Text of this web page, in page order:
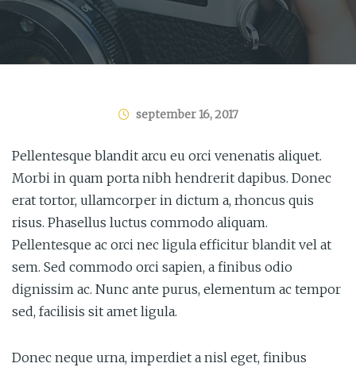
september 16, 2017
Pellentesque blandit arcu eu orci venenatis aliquet.
Morbi in quam porta nibh hendrerit dapibus. Donec
erat tortor, ullamcorper in dictum a, rhoncus quis
risus. Phasellus luctus commodo aliquam.
Pellentesque ac orci nec ligula efficitur blandit vel at
sem. Sed commodo orci sapien, a finibus odio
dignissim ac. Nunc ante purus, elementum ac tempor
sed, facilisis sit amet ligula.
Donec neque urna, imperdiet a nisl eget, finibus